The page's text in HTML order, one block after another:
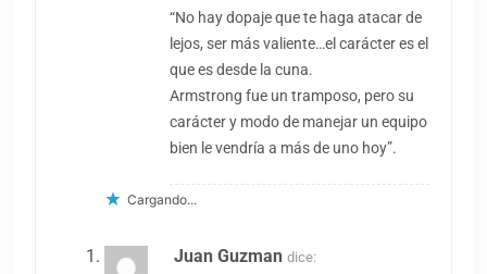
“No hay dopaje que te haga atacar de
lejos, ser más valiente…el carácter es el
que es desde la cuna.
Armstrong fue un tramposo, pero su
carácter y modo de manejar un equipo
bien le vendría a más de uno hoy”.
Cargando...
Juan Guzman dice: